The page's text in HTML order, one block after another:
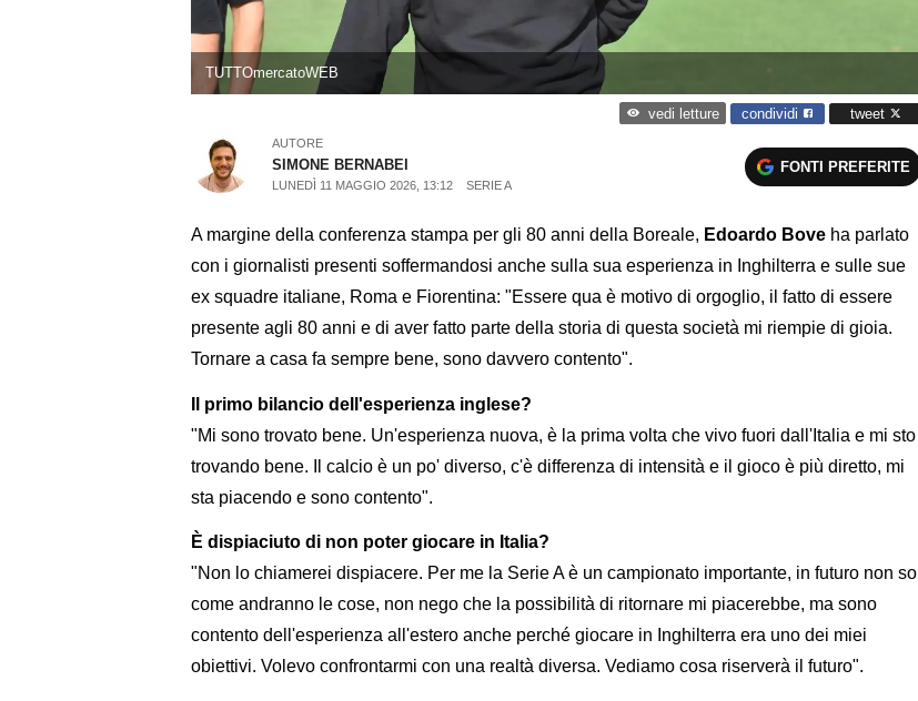
TUTTOmercatoWEB
vedi letture condividi tweet
AUTORE
SIMONE BERNABEI
LUNEDÌ 11 MAGGIO 2026, 13:12 SERIE A
FONTI PREFERITE
A margine della conferenza stampa per gli 80 anni della Boreale, Edoardo Bove ha parlato
con i giornalisti presenti soffermandosi anche sulla sua esperienza in Inghilterra e sulle sue
ex squadre italiane, Roma e Fiorentina: "Essere qua è motivo di orgoglio, il fatto di essere
presente agli 80 anni e di aver fatto parte della storia di questa società mi riempie di gioia.
Tornare a casa fa sempre bene, sono davvero contento".
Il primo bilancio dell'esperienza inglese?
"Mi sono trovato bene. Un'esperienza nuova, è la prima volta che vivo fuori dall'Italia e mi sto
trovando bene. Il calcio è un po' diverso, c'è differenza di intensità e il gioco è più diretto, mi
sta piacendo e sono contento".
È dispiaciuto di non poter giocare in Italia?
"Non lo chiamerei dispiacere. Per me la Serie A è un campionato importante, in futuro non so
come andranno le cose, non nego che la possibilità di ritornare mi piacerebbe, ma sono
contento dell'esperienza all'estero anche perché giocare in Inghilterra era uno dei miei
obiettivi. Volevo confrontarmi con una realtà diversa. Vediamo cosa riserverà il futuro".